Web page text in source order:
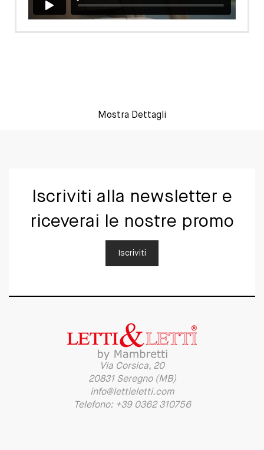
Mostra Dettagli
Iscriviti alla newsletter e
riceverai le nostre promo
Iscriviti
Via Corsica, 20
20831 Seregno (MB)
info@lettieletti.com
Telefono: +39 0362 310756